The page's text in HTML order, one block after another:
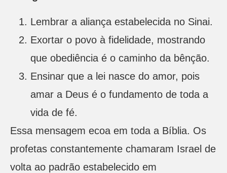
Lembrar a aliança estabelecida no Sinai.
Exortar o povo à fidelidade, mostrando
que obediência é o caminho da bênção.
Ensinar que a lei nasce do amor, pois
amar a Deus é o fundamento de toda a
vida de fé.
Essa mensagem ecoa em toda a Bíblia. Os
profetas constantemente chamaram Israel de
volta ao padrão estabelecido em